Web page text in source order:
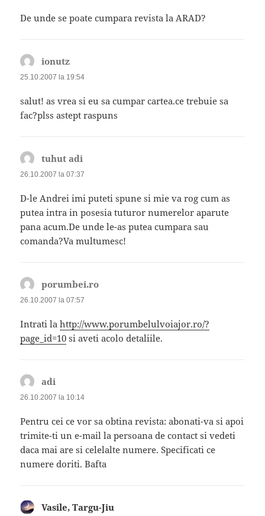
De unde se poate cumpara revista la ARAD?
ionutz
25.10.2007 la 19:54
salut! as vrea si eu sa cumpar cartea.ce trebuie sa
fac?plss astept raspuns
tuhut adi
26.10.2007 la 07:37
D-le Andrei imi puteti spune si mie va rog cum as
putea intra in posesia tuturor numerelor aparute
pana acum.De unde le-as putea cumpara sau
comanda?Va multumesc!
porumbei.ro
26.10.2007 la 07:57
Intrati lahttp://www.porumbelulvoiajor.ro/?
page_id=10 si aveti acolo detaliile.
adi
26.10.2007 la 10:14
Pentru cei ce vor sa obtina revista: abonati-va si apoi
trimite-ti un e-mail la persoana de contact si vedeti
daca mai are si celelalte numere. Specificati ce
numere doriti. Bafta
Vasile, Targu-Jiu